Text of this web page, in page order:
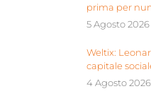
prima per
“Milano
5 Agosto 2026
Weltix:
capitale
4 Agosto 2026